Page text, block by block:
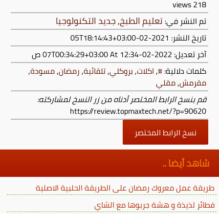
218
views
تم النشر في:تعليم الطبخ,جديد التكنولوجيا
تاريخ النشر: 2021-02-05T18:14:43+03:00
آخر تعديل: 2022-02-07T00:34:29+03:00
At 12:34 ص
كلمات دلالية:#
,اكلات,بروكلي,تلقائية,رمضان,مسودة,
مقرمش,مقلي
قم بنسخ الرابط المختصر أدناه من زر النسخ لمشاركته:
https://review.topmaxtech.net/?p=90620
نسخ الرابط المختصر
شاهد أيضا ..
طريقة عمل معروك رمضان على الطريقة الحلبية الاصلية
فطائر لذيذة و هشة جربوها مع الشاي